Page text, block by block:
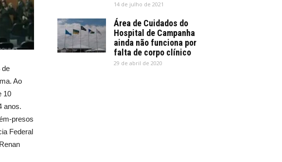
de
Ao
10
anos.
presos
Federal
14 de julho de 2021
Área de Cuidados do
Hospital de Campanha
ainda não funciona por
falta de corpo clínico
29 de abril de 2020